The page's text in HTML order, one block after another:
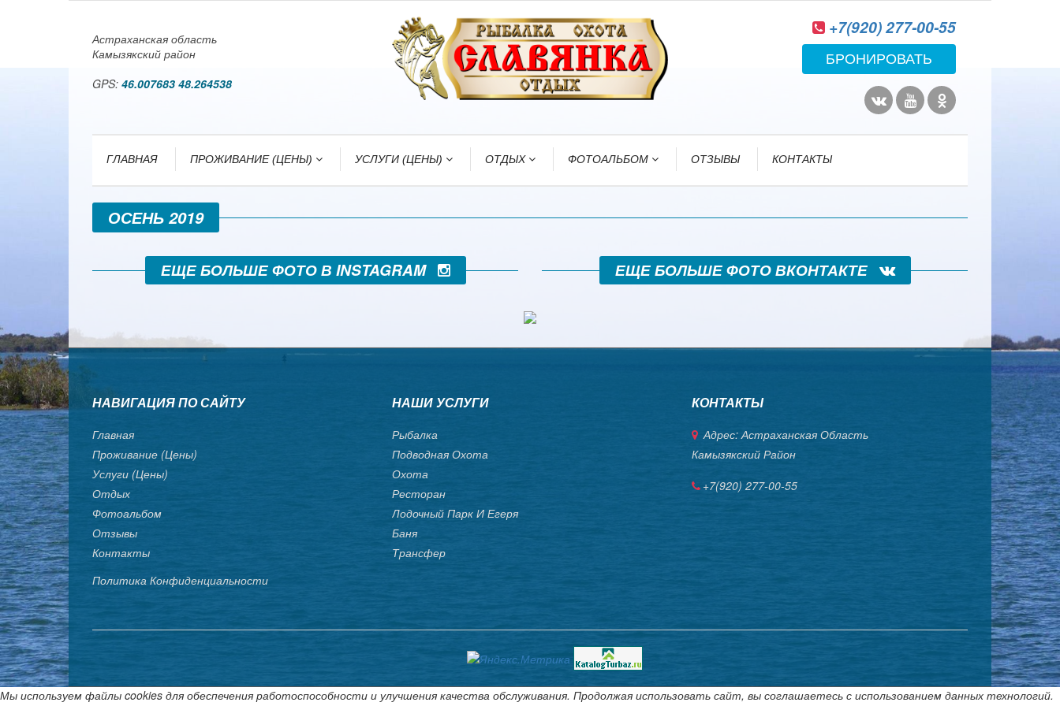
Астраханская область
Камызякский район
GPS: 46.007683 48.264538
+7(920) 277-00-55
БРОНИРОВАТЬ
ГЛАВНАЯ ПРОЖИВАНИЕ (ЦЕНЫ) УСЛУГИ (ЦЕНЫ) ОТДЫХ ФОТОАЛЬБОМ ОТЗЫВЫ КОНТАКТЫ
ОСЕНЬ 2019
ЕЩЕ БОЛЬШЕ ФОТО В INSTAGRAM ЕЩЕ БОЛЬШЕ ФОТО ВКОНТАКТЕ
НАВИГАЦИЯ ПО САЙТУ
Главная
Проживание (цены)
Услуги (цены)
Отдых
Фотоальбом
Отзывы
Контакты
Политика Конфиденциальности
НАШИ УСЛУГИ
Рыбалка
Подводная Охота
Охота
Ресторан
Лодочный Парк И Егеря
Баня
Трансфер
КОНТАКТЫ
Адрес: Астраханская Область
Камызякский Район
+7(920) 277-00-55
Мы используем файлы cookies для обеспечения работоспособности и улучшения качества обслуживания. Продолжая использовать сайт, вы соглашаетесь с использованием данных технологий.